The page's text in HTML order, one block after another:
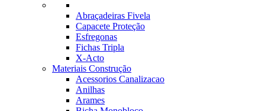
Abraçadeiras Fivela
Capacete Proteção
Esfregonas
Fichas Tripla
X-Acto
Materiais Construção
Acessorios Canalizacao
Anilhas
Arames